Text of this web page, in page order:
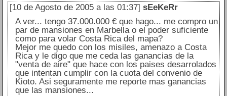
[10 de Agosto de 2005 a las 01:37] sEeKeRr
A ver... tengo 37.000.000 € que hago... me compro un
par de mansiones en Marbella o el poder suficiente
como para volar Costa Rica del mapa?
Mejor me quedo con los misiles, amenazo a Costa
Rica y le digo que me ceda las ganancias de la
"venta de aire" que hace con los paises desarrolados
que intentan cumplir con la cuota del convenio de
Kioto. Asi seguramente me reporte mas ganancias
que las mansiones...